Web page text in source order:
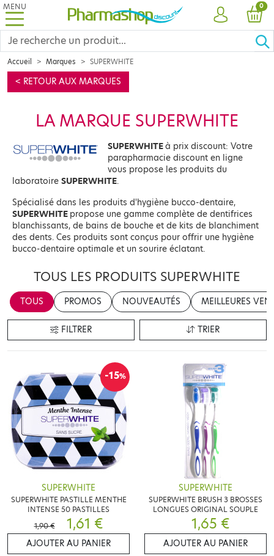
MENU
COMPTE
0
Accueil Marques SUPERWHITE
< RETOUR AUX MARQUES
LA MARQUE SUPERWHITE
SUPERWHITEà prix discount: Votre
parapharmacie discount en ligne
vous propose les produits du
laboratoire SUPERWHITE.
Spécialisé dans les produits d'hygiène bucco-dentaire,
SUPERWHITE propose une gamme complète de dentifrices
blanchissants, de bains de bouche et de kits de blanchiment
des dents. Ces produits sont conçus pour offrir une hygiène
bucco-dentaire optimale et un sourire éclatant.
TOUS LES PRODUITS SUPERWHITE
TOUS PROMOS NOUVEAUTÉS MEILLEURES
FILTRER TRIER
-15%
SUPERWHITE
SUPERWHITE PASTILLE MENTHE
INTENSE 50 PASTILLES
1,90 €
1,61 €
AJOUTER AU PANIER
SUPERWHITE
SUPERWHITE BRUSH 3 BROSSES
LONGUES ORIGINAL SOUPLE
1,65 €
AJOUTER AU PANIER